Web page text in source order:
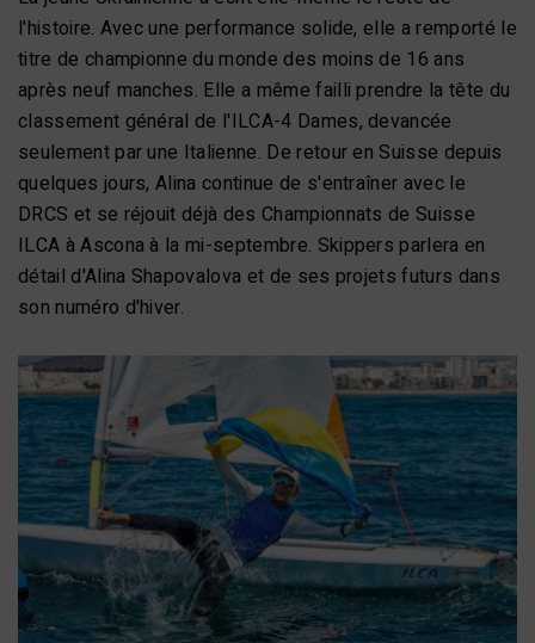
l'histoire. Avec une performance solide, elle a remporté le
titre de championne du monde des moins de 16 ans
après neuf manches. Elle a même failli prendre la tête du
classement général de l'ILCA-4 Dames, devancée
seulement par une Italienne. De retour en Suisse depuis
quelques jours, Alina continue de s'entraîner avec le
DRCS et se réjouit déjà des Championnats de Suisse
ILCA à Ascona à la mi-septembre. Skippers parlera en
détail d'Alina Shapovalova et de ses projets futurs dans
son numéro d'hiver.